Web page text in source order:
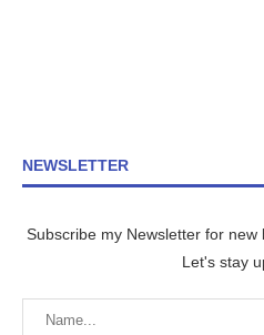
NEWSLETTER
Subscribe my Newsletter for
Let's stay